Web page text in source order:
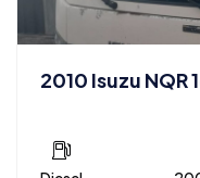
2010 Isuzu NQR